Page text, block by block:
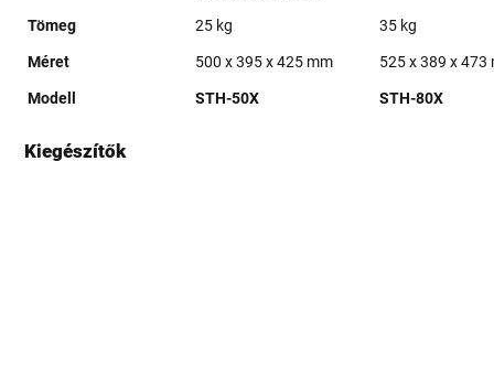
Tömeg 25 kg 35 kg
Méret 500 x 395 x 425 mm 525 x 389 x 473
Modell STH-50X STH-80X
Kiegészítők